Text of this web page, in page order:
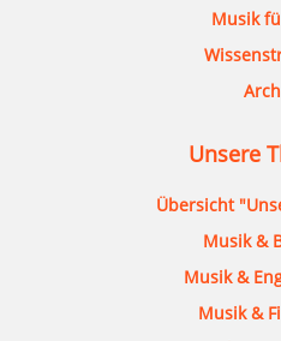
Musik
Unsere
Übersicht
Musik &
Musik &
Musik &